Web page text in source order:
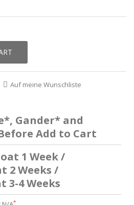
Auf meine Wunschliste
Gander* and
Add to Cart
1 Week /
2 Weeks /
3-4 Weeks
*